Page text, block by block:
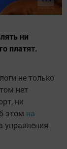
ни
платят.
не только
нет
ни
этом на
управления